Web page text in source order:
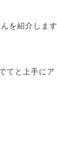
を紹介します
てと上手にア